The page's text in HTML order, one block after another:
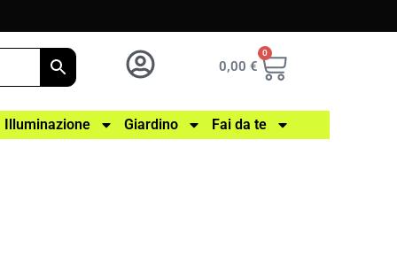
0,00 €
0
Illuminazione Giardino Fai da te